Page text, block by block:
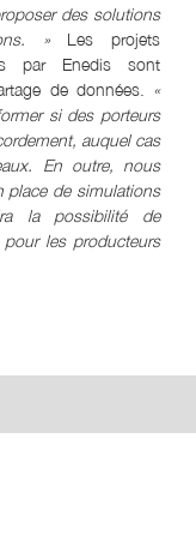
des solutions
»Les projets
par Enedis sont
de données. «
si des porteurs
auquel cas
En outre, nous
place de simulations
la possibilité de
les producteurs